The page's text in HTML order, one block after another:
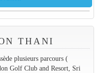
THANI
plusieurs parcours (
Golf Club and Resort, Sri